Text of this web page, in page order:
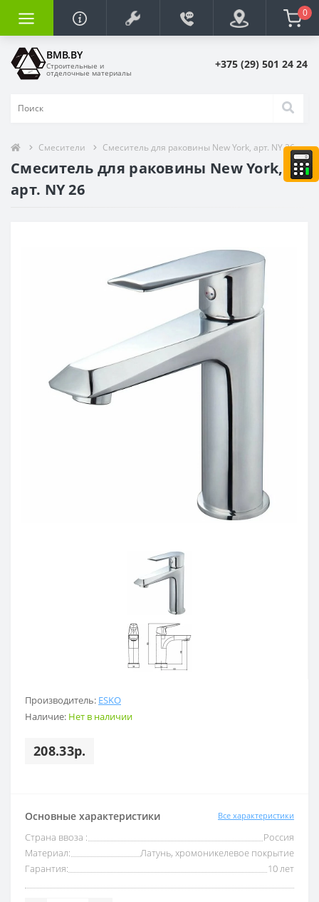
0
BMB.BY
Строительные и
отделочные материалы
+375 (29) 501 24 24
Смесители Смеситель для раковины New York, арт. NY 26
Смеситель для раковины New York,
арт. NY 26
Производитель: ESKO
Наличие: Нет в наличии
208.33р.
Основные характеристики Все характеристики
Страна ввоза :
Россия
Материал:
Латунь, хромоникелевое покрытие
Гарантия:
10 лет